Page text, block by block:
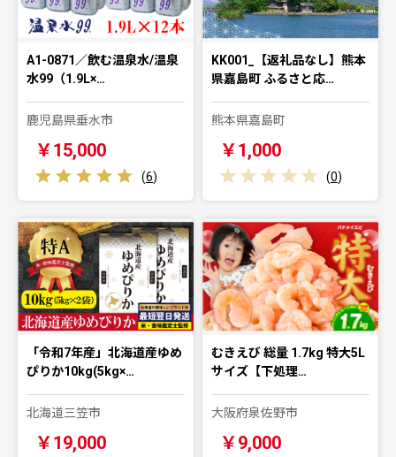
A1-0871／飲む温泉水/温泉
水99（1.9L×…
鹿児島県垂水市
￥15,000
(6)
KK001_【返礼品なし】熊本
県嘉島町 ふるさと応…
熊本県嘉島町
￥1,000
(0)
「令和7年産」北海道産ゆめ
ぴりか10kg(5kg×…
北海道三笠市
￥19,000
むきえび 総量 1.7kg 特大5L
サイズ【下処理…
大阪府泉佐野市
￥9,000